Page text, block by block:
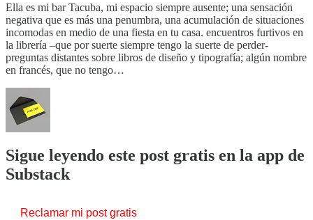
Ella es mi bar Tacuba, mi espacio siempre ausente; una sensación
negativa que es más una penumbra, una acumulación de situaciones
incomodas en medio de una fiesta en tu casa. encuentros furtivos en
la librería –que por suerte siempre tengo la suerte de perder-
preguntas distantes sobre libros de diseño y tipografía; algún nombre
en francés, que no tengo…
Sigue leyendo este post gratis en la app de
Substack
Reclamar mi post gratis